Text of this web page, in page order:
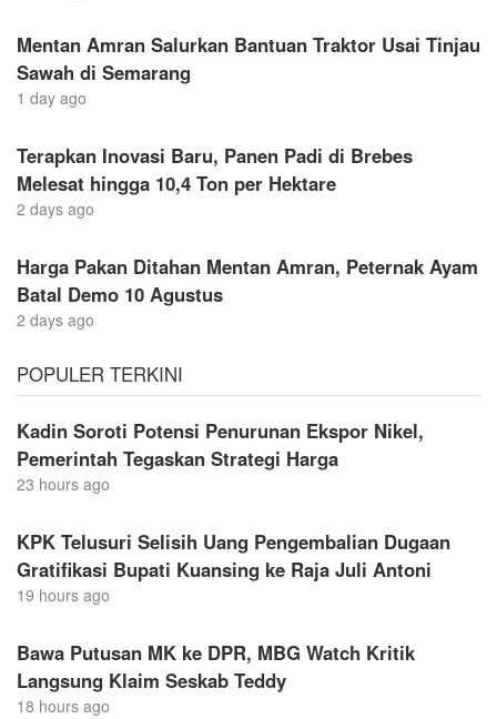
Mentan Amran Salurkan Bantuan Traktor Usai Tinjau
Sawah di Semarang
1 day ago
Terapkan Inovasi Baru, Panen Padi di Brebes
Melesat hingga 10,4 Ton per Hektare
2 days ago
Harga Pakan Ditahan Mentan Amran, Peternak Ayam
Batal Demo 10 Agustus
2 days ago
POPULER TERKINI
Kadin Soroti Potensi Penurunan Ekspor Nikel,
Pemerintah Tegaskan Strategi Harga
23 hours ago
KPK Telusuri Selisih Uang Pengembalian Dugaan
Gratifikasi Bupati Kuansing ke Raja Juli Antoni
19 hours ago
Bawa Putusan MK ke DPR, MBG Watch Kritik
Langsung Klaim Seskab Teddy
18 hours ago